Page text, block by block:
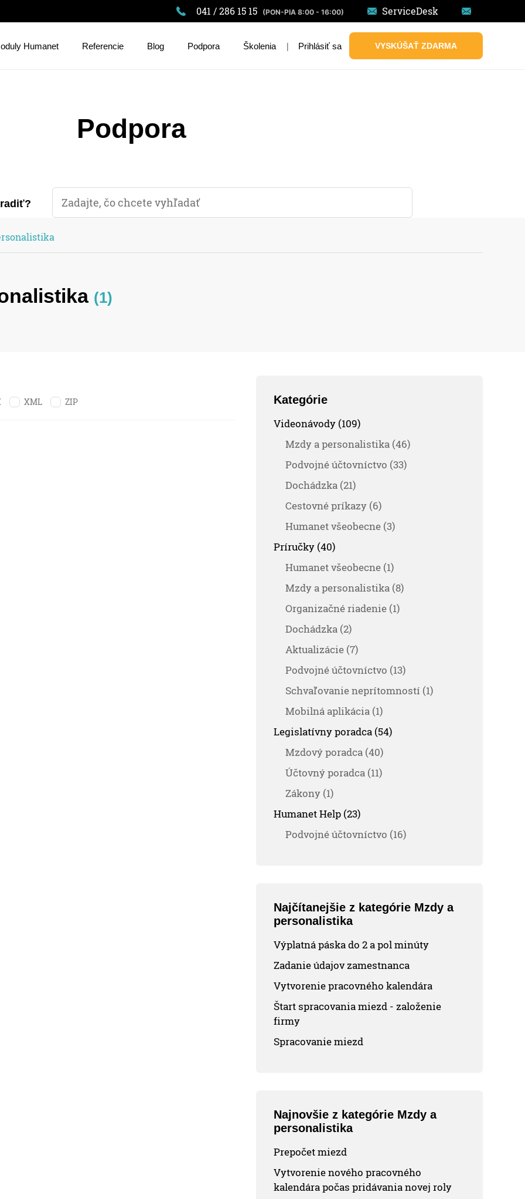
041 / 286 15 15 (PON-PIA 8:00 - 16:00) ServiceDesk
Humanet Referencie Blog Podpora Školenia | Prihlásiť sa VYSKÚŠAŤ ZDARMA
Podpora
(1)
XML ZIP Kategórie
Videonávody (109)
Mzdy a personalistika (46)
Podvojné účtovníctvo (33)
Dochádzka (21)
Cestovné príkazy (6)
Humanet všeobecne (3)
Príručky (40)
Humanet všeobecne (1)
Mzdy a personalistika (8)
Organizačné riadenie (1)
Dochádzka (2)
Aktualizácie (7)
Podvojné účtovníctvo (13)
Schvaľovanie neprítomností (1)
Mobilná aplikácia (1)
Legislatívny poradca (54)
Mzdový poradca (40)
Účtovný poradca (11)
Zákony (1)
Humanet Help (23)
Podvojné účtovníctvo (16)
Najčítanejšie z kategórie Mzdy a
personalistika
Výplatná páska do 2 a pol minúty
Zadanie údajov zamestnanca
Vytvorenie pracovného kalendára
Štart spracovania miezd - založenie
firmy
Spracovanie miezd
Najnovšie z kategórie Mzdy a
personalistika
Prepočet miezd
Vytvorenie nového pracovného
kalendára počas pridávania novej roly